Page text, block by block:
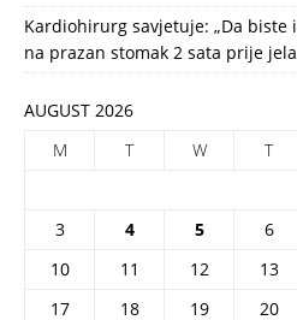
Kardiohirurg savjetuje: „Da
na prazan stomak 2 sata prije
AUGUST 2026
M
T W T
3
4 5 6
10
11 12 13
17
18 19 20